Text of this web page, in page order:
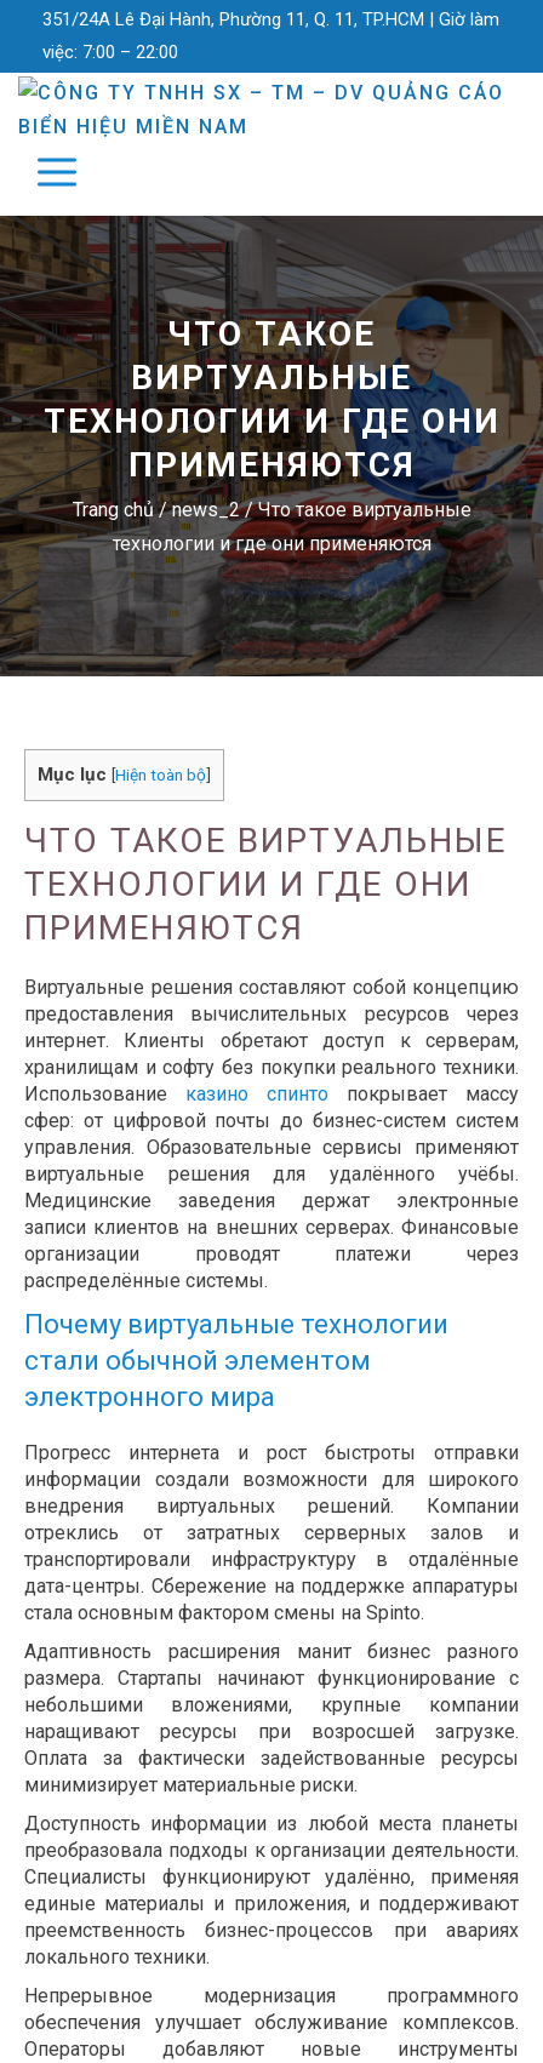
351/24A Lê Đại Hành, Phường 11, Q. 11, TP.HCM | Giờ làm
việc: 7:00 – 22:00
ЧТО ТАКОЕ
ВИРТУАЛЬНЫЕ
ТЕХНОЛОГИИ И ГДЕ ОНИ
ПРИМЕНЯЮТСЯ
Trang chủ/news_2/Что такое виртуальные
технологии и где они применяются
Mục lục [Hiện toàn bộ]
ЧТО ТАКОЕ ВИРТУАЛЬНЫЕ
ТЕХНОЛОГИИ И ГДЕ ОНИ
ПРИМЕНЯЮТСЯ
Виртуальные решения составляют собой концепцию
предоставления вычислительных ресурсов через
интернет. Клиенты обретают доступ к серверам,
хранилищам и софту без покупки реального техники.
Использование казино спинто покрывает массу
сфер: от цифровой почты до бизнес-систем систем
управления. Образовательные сервисы применяют
виртуальные решения для удалённого учёбы.
Медицинские заведения держат электронные
записи клиентов на внешних серверах. Финансовые
организации проводят платежи через
распределённые системы.
Почему виртуальные технологии
стали обычной элементом
электронного мира
Прогресс интернета и рост быстроты отправки
информации создали возможности для широкого
внедрения виртуальных решений. Компании
отреклись от затратных серверных залов и
транспортировали инфраструктуру в отдалённые
дата-центры. Сбережение на поддержке аппаратуры
стала основным фактором смены на Spinto.
Адаптивность расширения манит бизнес разного
размера. Стартапы начинают функционирование с
небольшими вложениями, крупные компании
наращивают ресурсы при возросшей загрузке.
Оплата за фактически задействованные ресурсы
минимизирует материальные риски.
Доступность информации из любой места планеты
преобразовала подходы к организации деятельности.
Специалисты функционируют удалённо, применяя
единые материалы и приложения, и поддерживают
преемственность бизнес-процессов при авариях
локального техники.
Непрерывное модернизация программного
обеспечения улучшает обслуживание комплексов.
Операторы добавляют новые инструменты